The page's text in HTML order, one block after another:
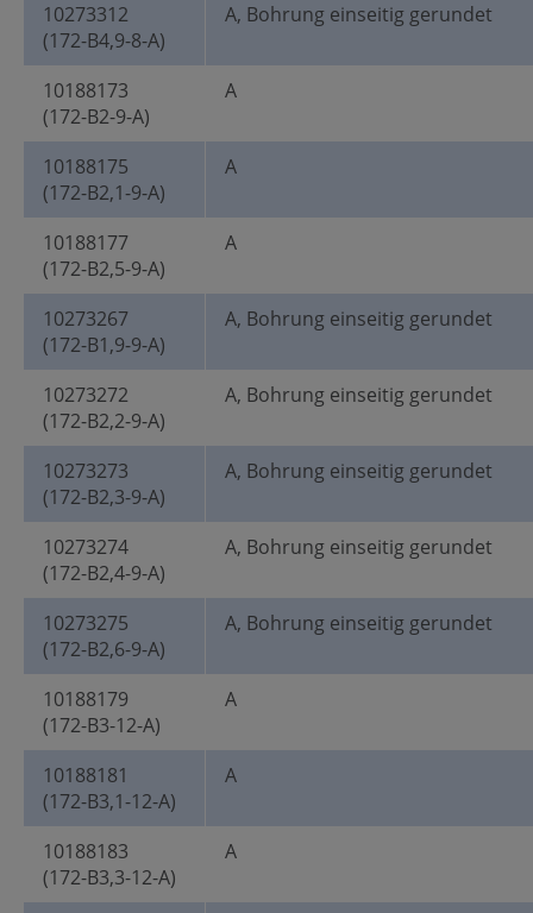
10273312
(172-B4,9-8-A)
A, Bohrung einseitig gerundet
10188173
(172-B2-9-A)
A
10188175
(172-B2,1-9-A)
A
10188177
(172-B2,5-9-A)
A
10273267
(172-B1,9-9-A)
A, Bohrung einseitig gerundet
10273272
(172-B2,2-9-A)
A, Bohrung einseitig gerundet
10273273
(172-B2,3-9-A)
A, Bohrung einseitig gerundet
10273274
(172-B2,4-9-A)
A, Bohrung einseitig gerundet
10273275
(172-B2,6-9-A)
A, Bohrung einseitig gerundet
10188179
(172-B3-12-A)
A
10188181
(172-B3,1-12-A)
A
10188183
(172-B3,3-12-A)
A